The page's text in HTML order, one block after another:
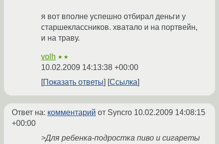
я вот вполне успешно отбирал деньги у
старшеклассников. хватало и на портвейн,
и на траву.
volh ★★
10.02.2009 14:13:38 +00:00
Показать ответы
Ссылка
Ответ на: комментарий от Syncro 10.02.2009 14:08:15
+00:00
>Для ребенка-подростка пиво и сигареты